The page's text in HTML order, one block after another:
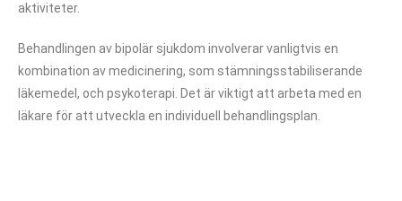
aktiviteter.
Behandlingen av bipolär sjukdom involverar vanligtvis en
kombination av medicinering, som stämningsstabiliserande
läkemedel, och psykoterapi. Det är viktigt att arbeta med en
läkare för att utveckla en individuell behandlingsplan.